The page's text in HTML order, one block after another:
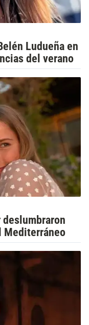
Ludueña en
del verano
deslumbraron
Mediterráneo